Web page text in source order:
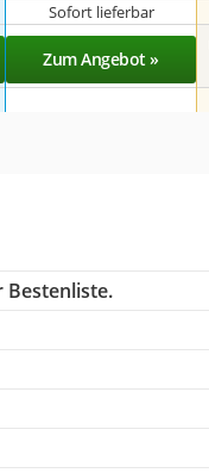
Sofort lieferbar
Zum Angebot »
Bestenliste.